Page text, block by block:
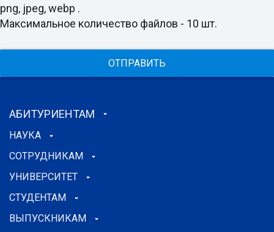
png, jpeg, webp .
Максимальное количество файлов - 10 шт.
ОТПРАВИТЬ
АБИТУРИЕНТАМ
НАУКА
СОТРУДНИКАМ
УНИВЕРСИТЕТ
СТУДЕНТАМ
ВЫПУСКНИКАМ